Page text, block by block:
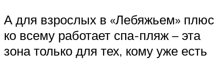
А для взрослых в «Лебяжьем» плюс
ко всему работает спа-пляж – эта
зона только для тех, кому уже есть